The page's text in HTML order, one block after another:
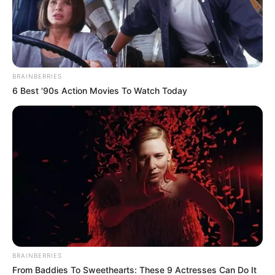
BRAINBERRIES
6 Best '90s Action Movies To Watch Today
BRAINBERRIES
From Baddies To Sweethearts: These 9 Actresses Can Do It